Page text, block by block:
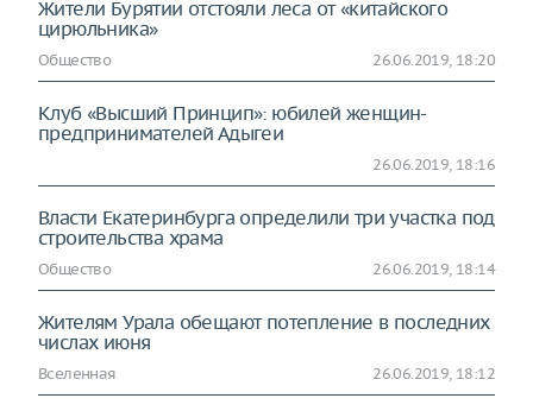
Жители Бурятии отстояли леса от «китайского
цирюльника»
Общество 26.06.2019, 18:20
Клуб «Высший Принцип»: юбилей женщин-
предпринимателей Адыгеи
26.06.2019, 18:16
Власти Екатеринбурга определили три участка под
строительства храма
Общество 26.06.2019, 18:14
Жителям Урала обещают потепление в последних
числах июня
Вселенная 26.06.2019, 18:12